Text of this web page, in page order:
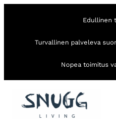
Edullinen
Turvallinen palveleva
Nopea toimitus